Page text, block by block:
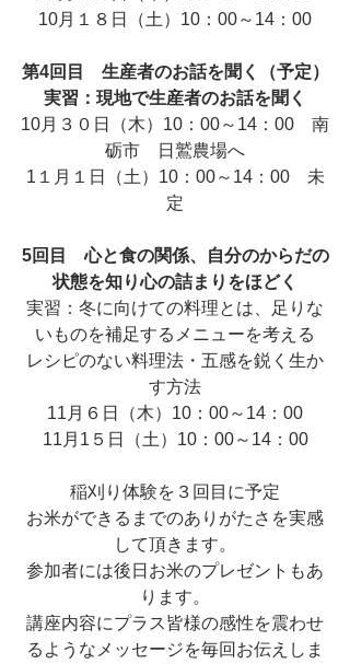
10月１８日（土）10：00～14：00
第4回目　生産者のお話を聞く（予定）
実習：現地で生産者のお話を聞く
10月３０日（木）10：00～14：00　南
砺市　日鷲農場へ
1１月１日（土）10：00～14：00　未
定
5回目　心と食の関係、自分のからだの
状態を知り心の詰まりをほどく
実習：冬に向けての料理とは、足りな
いものを補足するメニューを考える
レシピのない料理法・五感を鋭く生か
す方法
11月６日（木）10：00～14：00
11月1５日（土）10：00～14：00
稲刈り体験を３回目に予定
お米ができるまでのありがたさを実感
して頂きます。
参加者には後日お米のプレゼントもあ
ります。
講座内容にプラス皆様の感性を震わせ
るようなメッセージを毎回お伝えしま